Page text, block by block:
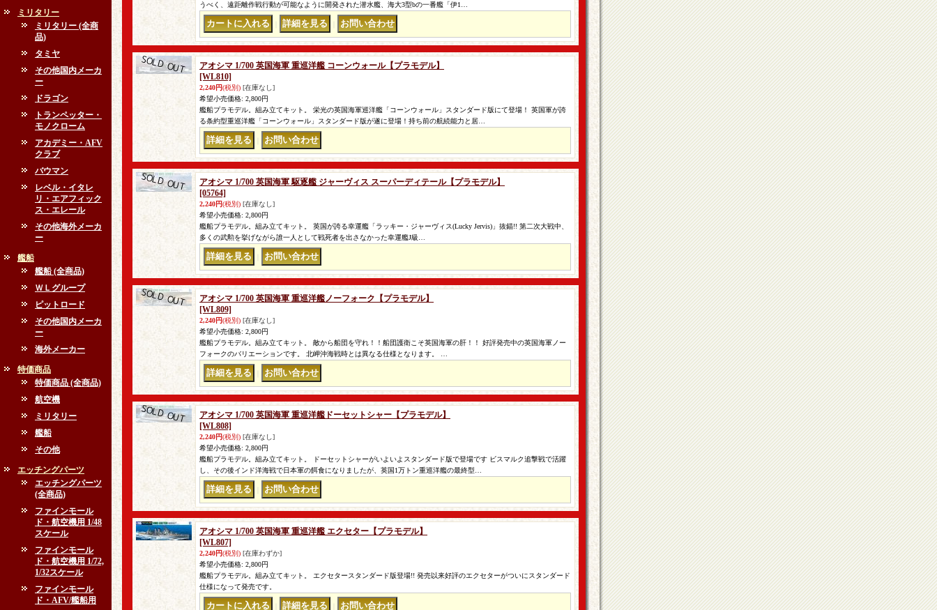
ミリタリー
ミリタリー (全商
品)
タミヤ
その他国内メーカ
ー
ドラゴン
トランペッター・
モノクローム
アカデミー・AFV
クラブ
バウマン
レベル・イタレ
リ・エアフィック
ス・エレール
その他海外メーカ
ー
艦船
艦船 (全商品)
ＷＬグループ
ピットロード
その他国内メーカ
ー
海外メーカー
特価商品
特価商品 (全商品)
航空機
ミリタリー
艦船
その他
エッチングパーツ
エッチングパーツ
(全商品)
ファインモール
ド・航空機用 1/48
スケール
ファインモール
ド・航空機用 1/72,
1/32スケール
ファインモール
ド・AFV/艦船用
うべく、遠距離作戦行動が可能なように開発された潜水艦、海大3型bの一番艦「伊1…
アオシマ 1/700 英国海軍 重巡洋艦 コーンウォール【プラモデル】
[WL810]
2,240円(税別) [在庫なし]
希望小売価格: 2,800円
艦船プラモデル。組み立てキット。 栄光の英国海軍巡洋艦「コーンウォール」スタンダード版にて登場！ 英国軍が誇
る条約型重巡洋艦「コーンウォール」スタンダード版が遂に登場！持ち前の航続能力と居…
アオシマ 1/700 英国海軍 駆逐艦 ジャーヴィス スーパーディテール【プラモデル】
[05764]
2,240円(税別) [在庫なし]
希望小売価格: 2,800円
艦船プラモデル。組み立てキット。 英国が誇る幸運艦「ラッキー・ジャーヴィス(Lucky Jervis)」抜錨!! 第二次大戦中、
多くの武勲を挙げながら誰一人として戦死者を出さなかった幸運艦J級…
アオシマ 1/700 英国海軍 重巡洋艦ノーフォーク【プラモデル】
[WL809]
2,240円(税別) [在庫なし]
希望小売価格: 2,800円
艦船プラモデル。組み立てキット。 敵から船団を守れ！！船団護衛こそ英国海軍の肝！！ 好評発売中の英国海軍ノー
フォークのバリエーションです。 北岬沖海戦時とは異なる仕様となります。 …
アオシマ 1/700 英国海軍 重巡洋艦ドーセットシャー【プラモデル】
[WL808]
2,240円(税別) [在庫なし]
希望小売価格: 2,800円
艦船プラモデル。組み立てキット。 ドーセットシャーがいよいよスタンダード版で登場です ビスマルク追撃戦で活躍
し、その後インド洋海戦で日本軍の餌食になりましたが、英国1万トン重巡洋艦の最終型…
アオシマ 1/700 英国海軍 重巡洋艦 エクセター【プラモデル】
[WL807]
2,240円(税別) [在庫わずか]
希望小売価格: 2,800円
艦船プラモデル。組み立てキット。 エクセタースタンダード版登場!! 発売以来好評のエクセターがついにスタンダード
仕様になって発売です。